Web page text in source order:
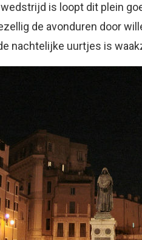
is loopt dit plein
de avonduren door
nachtelijke uurtjes is